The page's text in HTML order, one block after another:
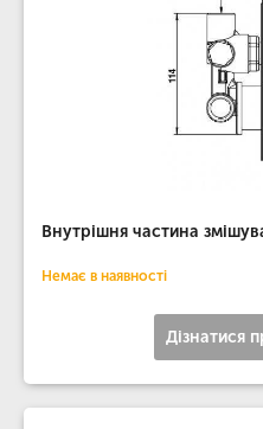
Внутрішня частина
Немає в наявності
Дізнатися